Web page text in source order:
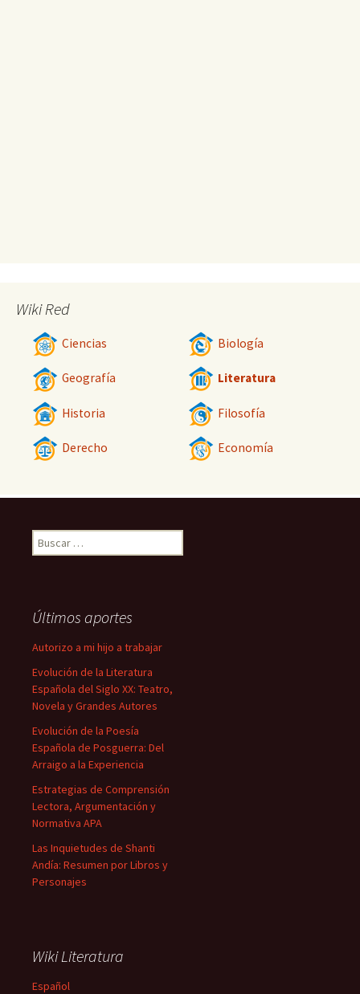
Wiki Red
Ciencias Biología
Geografía Literatura
Historia Filosofía
Derecho Economía
Buscar:
Últimos aportes
Autorizo a mi hijo a trabajar
Evolución de la Literatura
Española del Siglo XX: Teatro,
Novela y Grandes Autores
Evolución de la Poesía
Española de Posguerra: Del
Arraigo a la Experiencia
Estrategias de Comprensión
Lectora, Argumentación y
Normativa APA
Las Inquietudes de Shanti
Andía: Resumen por Libros y
Personajes
Wiki Literatura
Español